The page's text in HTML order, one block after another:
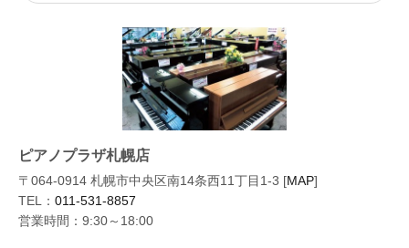
ピアノプラザ札幌店
〒064-0914 札幌市中央区南14条西11丁目1-3 [MAP]
TEL： 011-531-8857
営業時間：9:30～18:00